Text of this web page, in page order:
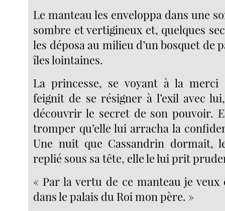
Le manteau les enveloppa dans une
sombre et vertigineux et, quelques
les déposa au milieu d’un bosquet de
îles lointaines.
La princesse, se voyant à la merci
feignit de se résigner à l’exil avec
découvrir le secret de son pouvoir.
tromper qu’elle lui arracha la
Une nuit que Cassandrin dormait,
replié sous sa tête, elle le lui prit
« Par la vertu de ce manteau je
dans le palais du Roi mon père. »